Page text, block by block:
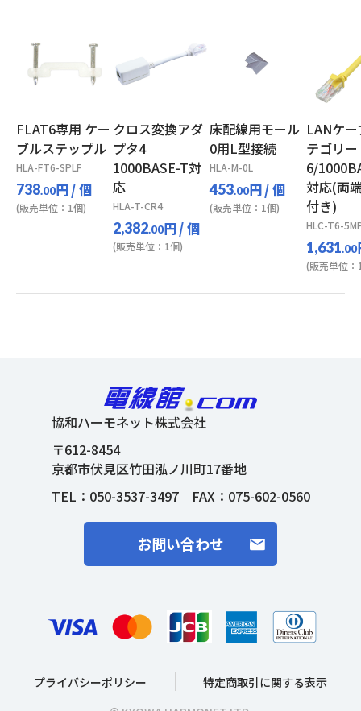
FLAT6専用 ケー
ブルステップル
HLA-FT6-SPLF
738.00円/ 個
(販売単位：1個)
クロス変換アダ
プタ4
1000BASE-T対
応
HLA-T-CR4
2,382.00円/ 個
(販売単位：1個)
床配線用モール
0用L型接続
HLA-M-0L
453.00円/ 個
(販売単位：1個)
LANケ
テゴリー
6/
対応(両
付き)
HLC-T6-
1,631.00
(販売単位：
協和ハーモネット株式会社
〒612-8454
京都市伏見区竹田泓ノ川町17番地
TEL： 050-3537-3497FAX：075-602-0560
お問い合わせ
プライバシーポリシー
特定商取引に関する表示